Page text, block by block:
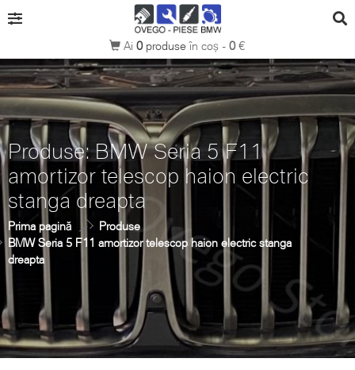
Ai 0produseîn coș - 0€
Produse: BMW Seria 5 F11
amortizor telescop haion electric
stanga dreapta
Prima pagină
Produse
BMW Seria 5 F11 amortizor telescop haion electric stanga
dreapta